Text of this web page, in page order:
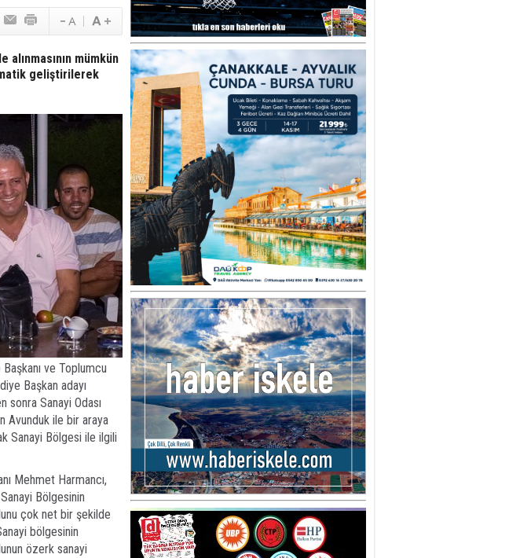
mümkün
geliştirilerek
ve Toplumcu
Başkan adayı
sonra Sanayi Odası
Avunduk ile bir araya
Sanayi Bölgesi ile ilgili
Mehmet Harmancı,
Bölgesinin
çok net bir şekilde
bölgesinin
özerk sanayi